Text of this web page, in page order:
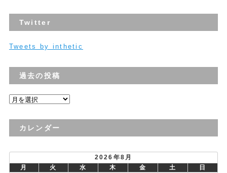
Twitter
Tweets by inthetic
過去の投稿
過
の
カレンダー
2026年8月
月
火 水 木 金 土
日